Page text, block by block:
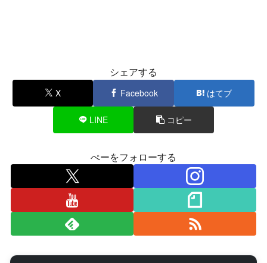
シェアする
X Facebook はてブ
LINE コピー
ぺーをフォローする